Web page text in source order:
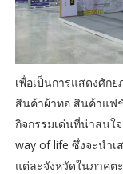
เพื่อเป็นการแสดงศัก
สินค้าผ้าทอ สินค้าแฟ
กิจกรรมเด่นที่น่าสนใ
way of life ซึ่งจะนำ
แต่ละจังหวัดในภาคต